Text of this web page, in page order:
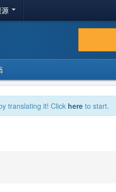
translating it! Click here to start.